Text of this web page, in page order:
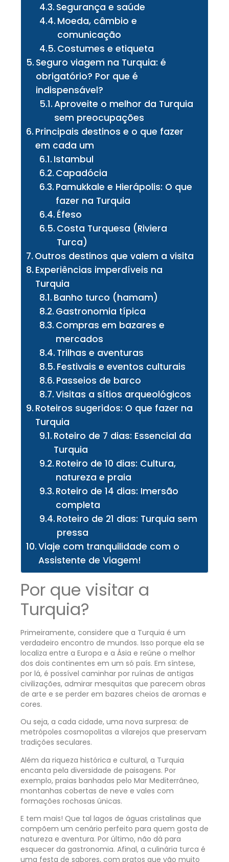
Segurança e saúde
Moeda, câmbio e
comunicação
Costumes e etiqueta
Seguro viagem na Turquia: é
obrigatório? Por que é
indispensável?
Aproveite o melhor da Turquia
sem preocupações
Principais destinos e o que fazer
em cada um
Istambul
Capadócia
Pamukkale e Hierápolis: O que
fazer na Turquia
Éfeso
Costa Turquesa (Riviera
Turca)
Outros destinos que valem a visita
Experiências imperdíveis na
Turquia
Banho turco (hamam)
Gastronomia típica
Compras em bazares e
mercados
Trilhas e aventuras
Festivais e eventos culturais
Passeios de barco
Visitas a sítios arqueológicos
Roteiros sugeridos: O que fazer na
Turquia
Roteiro de 7 dias: Essencial da
Turquia
Roteiro de 10 dias: Cultura,
natureza e praia
Roteiro de 14 dias: Imersão
completa
Roteiro de 21 dias: Turquia sem
pressa
Viaje com tranquilidade com o
Assistente de Viagem!
Por que visitar a
Turquia?
Primeiramente, considere que a Turquia é um
verdadeiro encontro de mundos. Isso porque ela se
localiza entre a Europa e a Ásia e reúne o melhor
dos dois continentes em um só país. Em síntese,
por lá, é possível caminhar por ruínas de antigas
civilizações, admirar mesquitas que parecem obras
de arte e se perder em bazares cheios de aromas e
cores.
Ou seja, a cada cidade, uma nova surpresa: de
metrópoles cosmopolitas a vilarejos que preservam
tradições seculares.
Além da riqueza histórica e cultural, a Turquia
encanta pela diversidade de paisagens. Por
exemplo, praias banhadas pelo Mar Mediterrâneo,
montanhas cobertas de neve e vales com
formações rochosas únicas.
E tem mais! Que tal lagos de águas cristalinas que
compõem um cenário perfeito para quem gosta de
natureza e aventura. Por último, não dá para
esquecer da gastronomia. Afinal, a culinária turca é
uma festa de sabores, com pratos que vão muito